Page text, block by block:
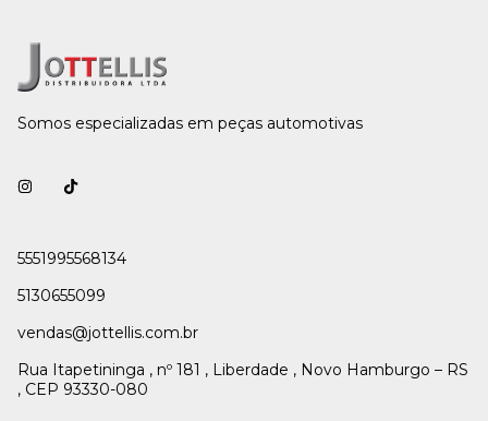
Somos especializadas em peças automotivas
5551995568134
5130655099
vendas@jottellis.com.br
Rua Itapetininga , nº 181 , Liberdade , Novo Hamburgo – RS
, CEP 93330-080